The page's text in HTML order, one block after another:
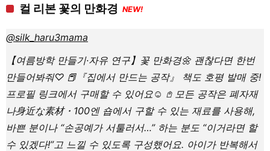
컬 리본 꽃의 만화경 NEW!
@silk_haru3mama
【여름방학 만들기·자유 연구】꽃 만화경🌼 괜찮다면 한번
만들어봐줘♡ 📕『집에서 만드는 공작』 책도 호평 발매 중!
프로필 링크에서 구매할 수 있어요☺️ 𖤘 모든 공작은 폐자재
나身近な素材・100엔 숍에서 구할 수 있는 재료를 사용해,
바쁜 분이나 “손공예가 서툴러서…” 하는 분도 “이거라면 할
수 있겠다!”고 느낄 수 있도록 구성했어요. 아이가 반복해서